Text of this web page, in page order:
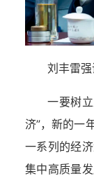
刘丰雷强
一要树
济”，新的一
一系列的经
集中高质量